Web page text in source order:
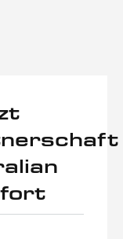
fort